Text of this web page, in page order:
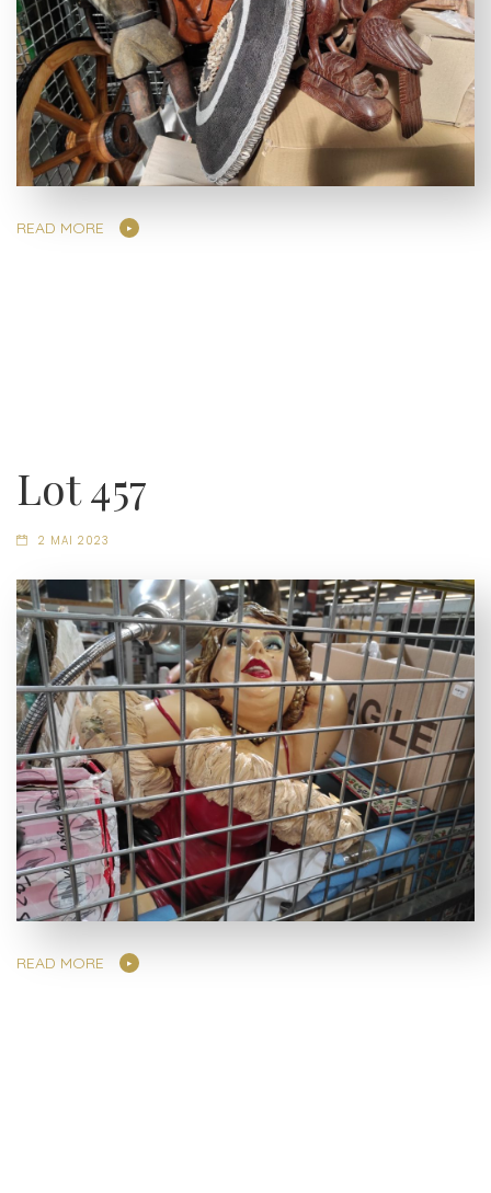
READ MORE
Lot 457
2 MAI 2023
READ MORE